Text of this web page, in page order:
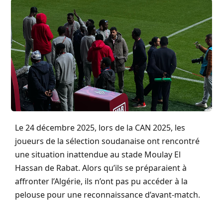
Le 24 décembre 2025, lors de la CAN 2025, les
joueurs de la sélection soudanaise ont rencontré
une situation inattendue au stade Moulay El
Hassan de Rabat. Alors qu’ils se préparaient à
affronter l’Algérie, ils n’ont pas pu accéder à la
pelouse pour une reconnaissance d’avant-match.